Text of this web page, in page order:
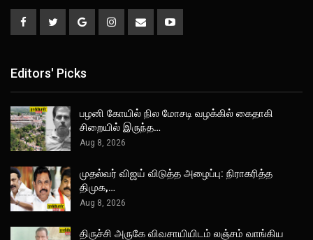
Editors' Picks
பழனி கோயில் நில மோசடி வழக்கில் கைதாகி
சிறையில் இருந்த…
Aug 8, 2026
முதல்வர் விஜய் விடுத்த அழைப்பு: நிராகரித்த
திமுக,…
Aug 8, 2026
திருச்சி அருகே விவசாயியிடம் லஞ்சம் வாங்கிய